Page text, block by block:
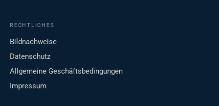
RECHTLICHES
Bildnachweise
Datenschutz
Allgemeine Geschäftsbedingungen
Impressum